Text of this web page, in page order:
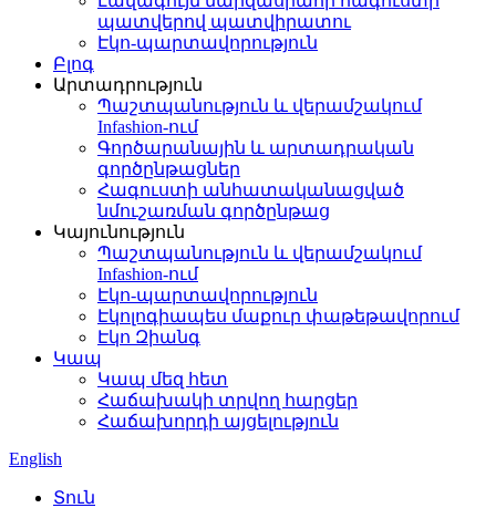
պատվերով պատվիրատու
Էկո-պարտավորություն
Բլոգ
Արտադրություն
Պաշտպանություն և վերամշակում
Infashion-ում
Գործարանային և արտադրական
գործընթացներ
Հագուստի անհատականացված
նմուշառման գործընթաց
Կայունություն
Պաշտպանություն և վերամշակում
Infashion-ում
Էկո-պարտավորություն
Էկոլոգիապես մաքուր փաթեթավորում
Էկո Զիանգ
Կապ
Կապ մեզ հետ
Հաճախակի տրվող հարցեր
Հաճախորդի այցելություն
English
Տուն